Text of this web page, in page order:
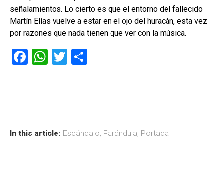
señalamientos. Lo cierto es que el entorno del fallecido
Martín Elías vuelve a estar en el ojo del huracán, esta vez
por razones que nada tienen que ver con la música.
F
ok
W
p
T
tir
In this article: Escándalo, Farándula, Portada